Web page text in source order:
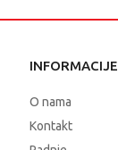
INFORMACIJE
O nama
Kontakt